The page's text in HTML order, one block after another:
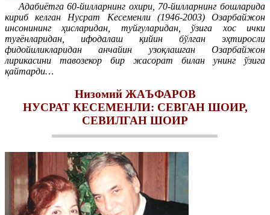
Адабиётга 60-йилларнинг охири, 70-йилларнинг бошларида
кириб келган Нусрат Кесеменли (1946-2003) Озарбайжон
инсонининг ҳисларидан, туйғуларидан, ўзига хос ички
туғёнларидан, ифодалаш қийин бўлган эҳтиросли
фидойиликларидан анчайин узоқлашган Озарбайжон
лирикасини тавозекор бир жасорат билан унинг ўзига
қайтарди…
Низомий ЖАЪФАРОВ
НУСРАТ КЕСЕМЕНЛИ: СЕВГАН ШОИР,
СЕВИЛГАН ШОИР